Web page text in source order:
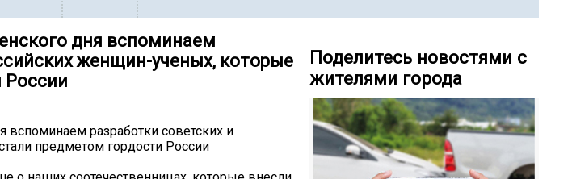
дня вспоминаем
женщин-ученых, которые
России
разработки советских и
предметом гордости России
Поделитесь новостями с
жителями города